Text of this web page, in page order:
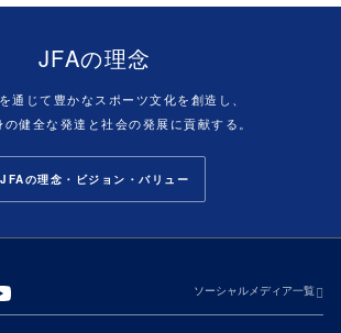
JFAの理念
通じて豊かなスポーツ文化を創造し、
の健全な発達と社会の発展に貢献する。
JFAの理念・ビジョン・バリュー
ソーシャルメディア一覧